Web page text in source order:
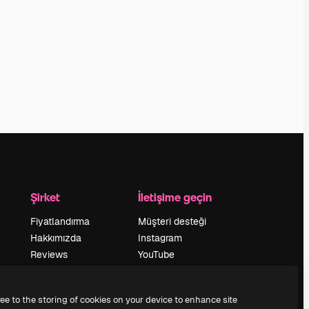
Şirket
Fiyatlandırma
Hakkımızda
Reviews
Blog
İletişime geçin
Müşteri desteği
Instagram
YouTube
Discord
to the storing of cookies on your device to enhance site